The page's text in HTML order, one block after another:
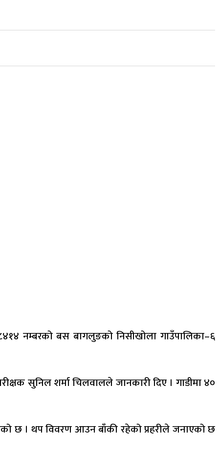
नम्बरको बस बागलुङको निसीखोला गाउँपालिका–६
सुनिल शर्मा चिलवालले जानकारी दिए । गाडीमा ४०
छ । थप विवरण आउन बाँकी रहेको प्रहरीले जनाएको छ